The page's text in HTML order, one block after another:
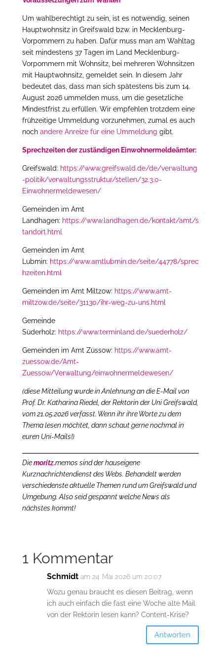
Um wahlberechtigt zu sein, ist es notwendig, seinen
Hauptwohnsitz in Greifswald bzw. in Mecklenburg-
Vorpommern zu haben. Dafür muss man am Wahltag
seit mindestens 37 Tagen im Land Mecklenburg-
Vorpommern mit Wohnsitz, bei mehreren Wohnsitzen
mit Hauptwohnsitz, gemeldet sein. In diesem Jahr
bedeutet das, dass man sich spätestens bis zum 14.
August 2026 ummelden muss, um die gesetzliche
Mindestfrist zu erfüllen. Wir empfehlen trotzdem eine
frühzeitige Ummeldung vorzunehmen, zumal es auch
noch andere Anreize für eine Ummeldung gibt.
Sprechzeiten der zuständigen Einwohnermeldeämter:
Greifswald: https://www.greifswald.de/de/verwaltung
-politik/verwaltungsstruktur/stellen/32.3.0-
Einwohnermeldewesen/
Gemeinden im Amt
Landhagen: https://www.landhagen.de/kontakt/amt/s
tandort.html
Gemeinden im Amt
Lubmin: https://www.amtlubmin.de/seite/44778/sprec
hzeiten.html
Gemeinden im Amt Miltzow: https://www.amt-
miltzow.de/seite/31130/ihr-weg-zu-uns.html
Gemeinde
Süderholz: https://www.terminland.de/suederholz/
Gemeinden im Amt Züssow: https://www.amt-
zuessow.de/Amt-
Zuessow/Verwaltung/einwohnermeldewesen/
(diese Mitteilung wurde in Anlehnung an die E-Mail von
Prof. Dr. Katharina Riedel, der Rektorin der Uni Greifswald,
vom 21.05.2026 verfasst. Wenn ihr ihre Worte zu dem
Thema lesen möchtet, dann schaut gerne nochmal in
euren Uni-Mails!)
Diemoritz.memos sind der hauseigene
Kurznachrichtendienst des Webs. Behandelt werden
verschiedenste aktuelle Themen rund um Greifswald und
Umgebung. Also seid gespannt welche News als
nächstes kommt!
1 Kommentar
Schmidt am 24. Mai 2026 um 20:07
Wozu genau braucht es diesen Beitrag, wenn
ich auch einfach die fast eine Woche alte Mail
von der Rektorin lesen kann? Content-Krise?
Antworten